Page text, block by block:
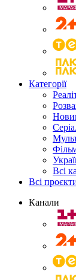
Категорії
Всі
Всі
Канали